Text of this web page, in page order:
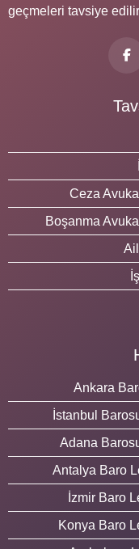
geçmeleri tavsiye
Ceza
Boşanma
Ankara
İstanbul
Adana
Antalya Baro
İzmir Baro
Konya Baro